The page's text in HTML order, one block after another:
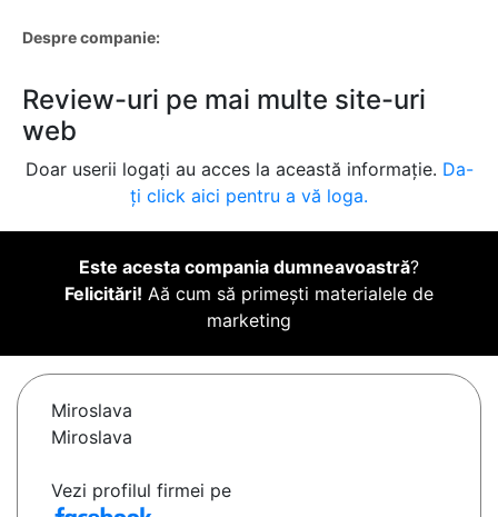
Despre companie:
Review-uri pe mai multe site-uri
web
Doar userii logați au acces la această informație. Da-
ți click aici pentru a vă loga.
Este acesta compania dumneavoastră?
Felicitări! Aă cum să primești materialele de
marketing
Miroslava
Miroslava
Vezi profilul firmei pe